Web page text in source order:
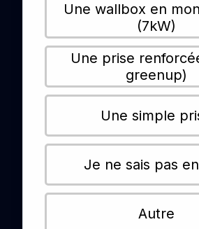
Une wallbox en
(7kW)
Une prise
greenup)
Une simple
Je ne sais pas
Autre